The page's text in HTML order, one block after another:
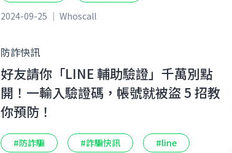
2024-09-25 ｜ Whoscall
防詐快訊
好友請你「LINE 輔助驗證」千萬別點
開！一輸入驗證碼，帳號就被盜 5 招教
你預防！
#防詐騙 #詐騙快訊 #line